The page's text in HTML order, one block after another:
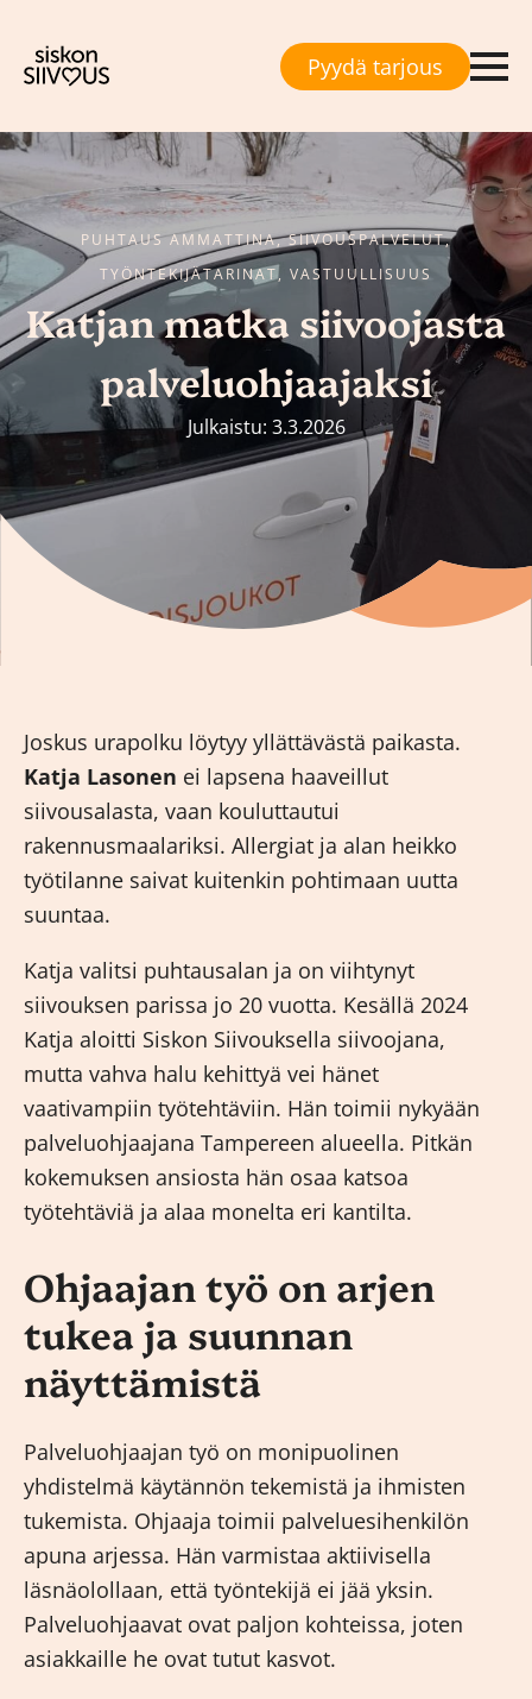
Pyydä tarjous
PUHTAUS AMMATTINA, SIIVOUSPALVELUT,
TYÖNTEKIJÄTARINAT, VASTUULLISUUS
Katjan matka siivoojasta
palveluohjaajaksi
Julkaistu: 3.3.2026
Joskus urapolku löytyy yllättävästä paikasta.
Katja Lasonen ei lapsena haaveillut
siivousalasta, vaan kouluttautui
rakennusmaalariksi. Allergiat ja alan heikko
työtilanne saivat kuitenkin pohtimaan uutta
suuntaa.
Katja valitsi puhtausalan ja on viihtynyt
siivouksen parissa jo 20 vuotta. Kesällä 2024
Katja aloitti Siskon Siivouksella siivoojana,
mutta vahva halu kehittyä vei hänet
vaativampiin työtehtäviin. Hän toimii nykyään
palveluohjaajana Tampereen alueella. Pitkän
kokemuksen ansiosta hän osaa katsoa
työtehtäviä ja alaa monelta eri kantilta.
Ohjaajan työ on arjen
tukea ja suunnan
näyttämistä
Palveluohjaajan työ on monipuolinen
yhdistelmä käytännön tekemistä ja ihmisten
tukemista. Ohjaaja toimii palveluesihenkilön
apuna arjessa. Hän varmistaa aktiivisella
läsnäolollaan, että työntekijä ei jää yksin.
Palveluohjaavat ovat paljon kohteissa, joten
asiakkaille he ovat tutut kasvot.